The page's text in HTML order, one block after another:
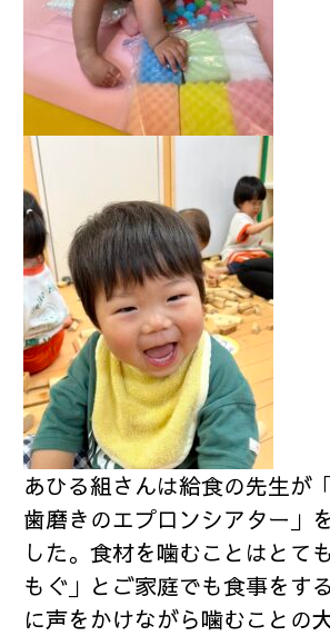
あひる組さんは給食の先生が
歯磨きのエプロンシアター」
した。食材を噛むことはとて
もぐ」とご家庭でも食事をす
に声をかけながら噛むことの